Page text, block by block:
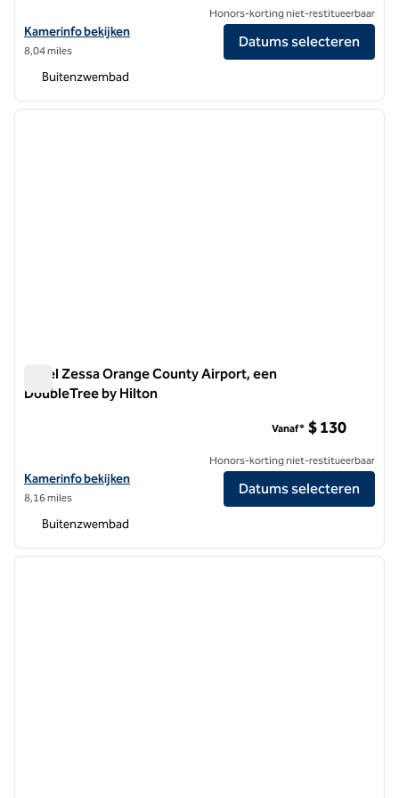
Bekijk hoteldetails voor Hilton Irvine/Orange County Airport
Kamerinfo bekijken
8,04 miles
Honors-korting niet-restitueerbaar
Datums selecteren
Buitenzwembad
1 van 12
Hotel Zessa Orange County Airport, een
DoubleTree by Hilton
Bekijk hoteldetails voor Hotel Zessa Orange County Airport, een
Kamerinfo bekijken
8,16 miles
Vanaf* $ 130
Honors-korting niet-restitueerbaar
Datums selecteren
Buitenzwembad
1 van 12